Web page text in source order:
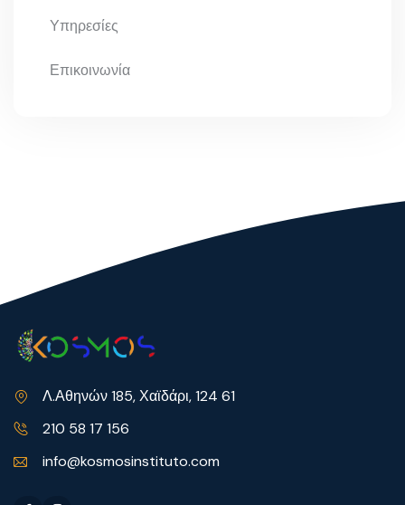
Υπηρεσίες
Επικοινωνία
Λ.Αθηνών 185, Χαϊδάρι, 124 61
210 58 17 156
info@kosmosinstituto.com